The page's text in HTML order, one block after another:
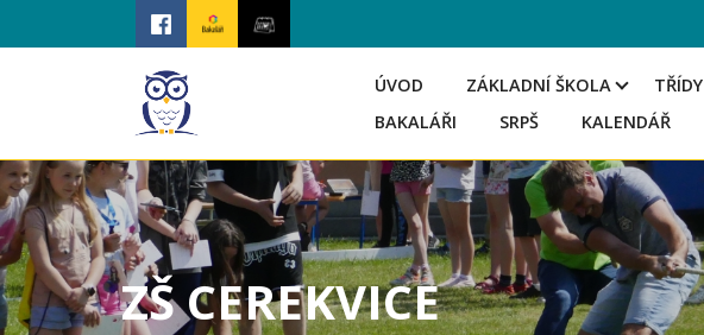
ÚVOD ZÁKLADNÍ ŠKOLA TŘÍDY
BAKALÁŘI
SRPŠ KALENDÁŘ
ZŠ CEREKVICE